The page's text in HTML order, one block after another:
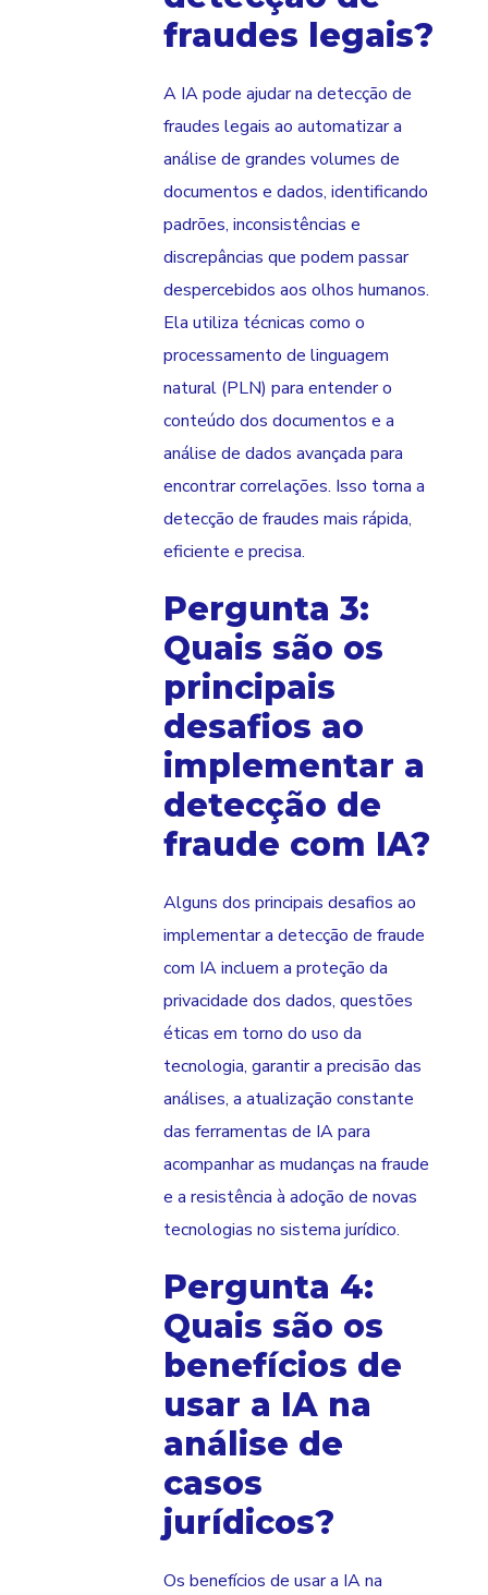
fraudes legais?
A IA pode ajudar na detecção de
fraudes legais ao automatizar a
análise de grandes volumes de
documentos e dados, identificando
padrões, inconsistências e
discrepâncias que podem passar
despercebidos aos olhos humanos.
Ela utiliza técnicas como o
processamento de linguagem
natural (PLN) para entender o
conteúdo dos documentos e a
análise de dados avançada para
encontrar correlações. Isso torna a
detecção de fraudes mais rápida,
eficiente e precisa.
Pergunta 3:
Quais são os
principais
desafios ao
implementar a
detecção de
fraude com IA?
Alguns dos principais desafios ao
implementar a detecção de fraude
com IA incluem a proteção da
privacidade dos dados, questões
éticas em torno do uso da
tecnologia, garantir a precisão das
análises, a atualização constante
das ferramentas de IA para
acompanhar as mudanças na fraude
e a resistência à adoção de novas
tecnologias no sistema jurídico.
Pergunta 4:
Quais são os
benefícios de
usar a IA na
análise de
casos
jurídicos?
Os benefícios de usar a IA na